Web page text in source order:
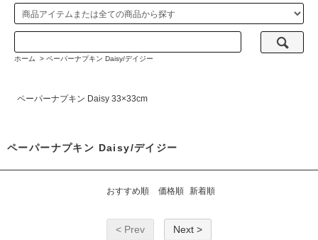
ホーム > ペーパーナプキン Daisy/デイジー
ペーパーナプキン Daisy 33×33cm
ペーパーナプキン Daisy/デイジー
おすすめ順 価格順 新着順
< Prev Next >